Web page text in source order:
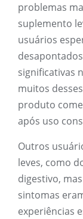
problemas
suplemento
usuários
significativas
muitos
produto
após uso
Outros
leves, como
digestivo,
sintomas
experiências